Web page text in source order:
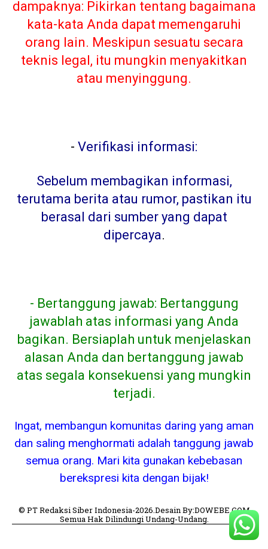
dampaknya: Pikirkan tentang bagaimana
kata-kata Anda dapat memengaruhi
orang lain. Meskipun sesuatu secara
teknis legal, itu mungkin menyakitkan
atau menyinggung.
- Verifikasi informasi:
Sebelum membagikan informasi,
terutama berita atau rumor, pastikan itu
berasal dari sumber yang dapat
dipercaya.
- Bertanggung jawab: Bertanggung
jawablah atas informasi yang Anda
bagikan. Bersiaplah untuk menjelaskan
alasan Anda dan bertanggung jawab
atas segala konsekuensi yang mungkin
terjadi.
Ingat, membangun komunitas daring yang aman
dan saling menghormati adalah tanggung jawab
semua orang. Mari kita gunakan kebebasan
berekspresi kita dengan bijak!
© PT Redaksi Siber Indonesia-2026.Desain By:DOWEBE.COM
Semua Hak Dilindungi Undang-Undang.